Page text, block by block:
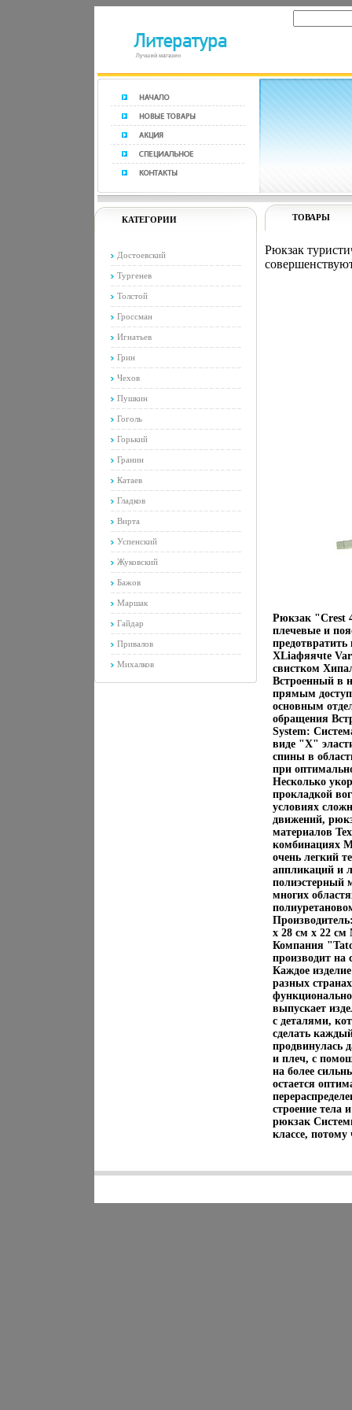
КАТЕГОРИИ
Достоевский
Тургенев
Толстой
Гроссман
Игнатьев
Грин
Чехов
Пушкин
Гоголь
Горький
Гранин
Катаев
Гладков
Вирта
Успенский
Жуковский
Бажов
Маршак
Гайдар
Привалов
Михалков
ТОВАРЫ
Рюкзак
Рюкзак "Crest
плечевые и
XLiафяячte
свистком
Встроенный в
прямым
основным
обращения
System:
виде "Х"
спины в
при
Несколько
прокладкой
условиях
движений,
материалов
комбинациях
очень легкий
аппликаций и
полиэстерный
многих
x 28 см x 22 см
Компания
производит на
Каждое
разных
выпускает
с деталями,
сделать
продвинулась
и плеч, с
на более
остается
строение тела
рюкзак
классе,